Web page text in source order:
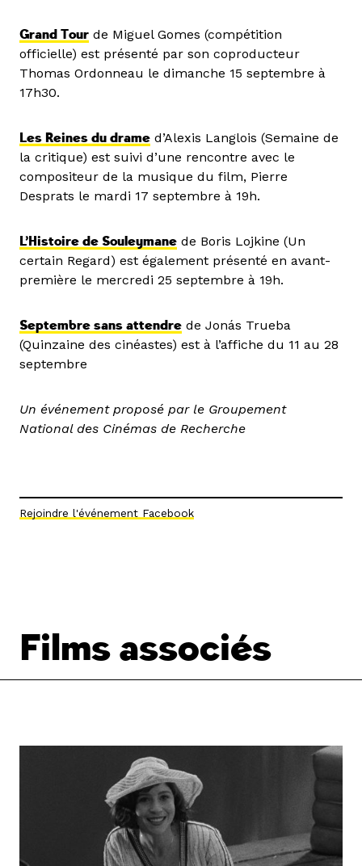
Grand Tour de Miguel Gomes (compétition
officielle) est présenté par son coproducteur
Thomas Ordonneau le dimanche 15 septembre à
17h30.
Les Reines du drame d’Alexis Langlois (Semaine de
la critique) est suivi d’une rencontre avec le
compositeur de la musique du film, Pierre
Desprats le mardi 17 septembre à 19h.
L’Histoire de Souleymane de Boris Lojkine (Un
certain Regard) est également présenté en avant-
première le mercredi 25 septembre à 19h.
Septembre sans attendre de Jonás Trueba
(Quinzaine des cinéastes) est à l’affiche du 11 au 28
septembre
Un événement proposé par le Groupement
National des Cinémas de Recherche
Rejoindre l'événement Facebook
Films associés